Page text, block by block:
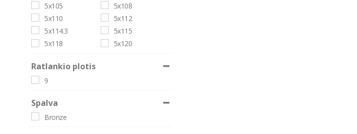
5x105
5x108
5x110
5x112
5x114.3
5x115
5x118
5x120
Ratlankio plotis
9
Spalva
Bronze